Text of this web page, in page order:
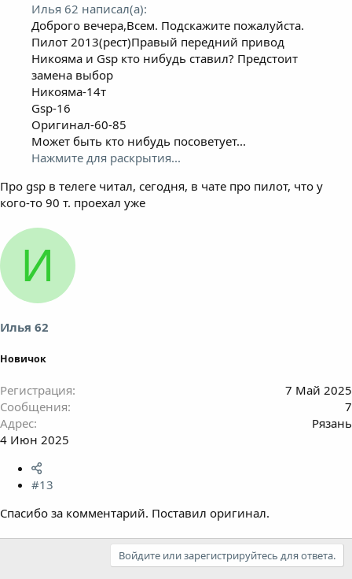
Илья 62 написал(а):
Доброго вечера,Всем. Подскажите пожалуйста.
Пилот 2013(рест)Правый передний привод
Никояма и Gsp кто нибудь ставил? Предстоит
замена выбор
Никояма-14т
Gsp-16
Оригинал-60-85
Может быть кто нибудь посоветует...
Нажмите для раскрытия...
Про gsp в телеге читал, сегодня, в чате про пилот, что у
кого-то 90 т. проехал уже
И
Илья 62
Новичок
Регистрация
7 Май 2025
Сообщения
7
Адрес
Рязань
4 Июн 2025
#13
Спасибо за комментарий. Поставил оригинал.
Войдите или зарегистрируйтесь для ответа.